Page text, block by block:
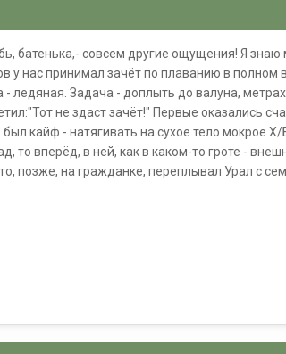
батенька,- совсем другие ощущения! Я знаю
у нас принимал зачёт по плаванию в
ледяная. Задача - доплыть до валуна,
не здаст зачёт!" Первые оказались
кайф - натягивать на сухое тело мокрое
то вперёд, в ней, как в каком-то гроте -
позже, на гражданке, переплывал Урал с